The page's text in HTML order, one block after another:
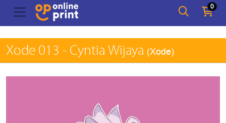
0
Xode 013 - Cyntia Wijaya (Xode)